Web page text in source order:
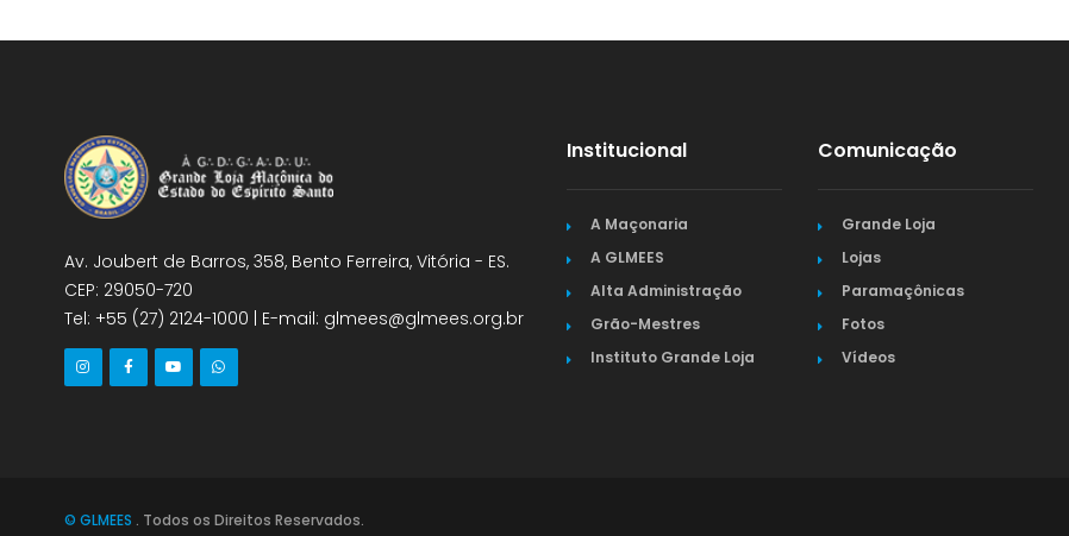
Av. Joubert de Barros, 358, Bento Ferreira, Vitória - ES.
CEP: 29050-720
Tel: +55 (27) 2124-1000 | E-mail: glmees@glmees.org.br
Institucional
A Maçonaria
A GLMEES
Alta Administração
Grão-Mestres
Instituto Grande Loja
Comunicação
Grande Loja
Lojas
Paramaçônicas
Fotos
Vídeos
© GLMEES . Todos os Direitos Reservados.